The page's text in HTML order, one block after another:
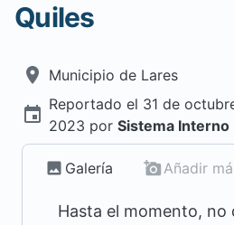
Quiles
Municipio de Lares
Reportado el 31 de
2023 por Sistema Interno
Galería Añadir
Hasta el momento, no